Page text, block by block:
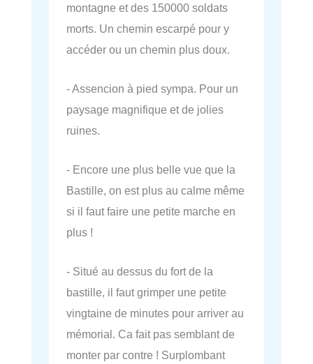
montagne et des 150000 soldats
morts. Un chemin escarpé pour y
accéder ou un chemin plus doux.
- Assencion à pied sympa. Pour un
paysage magnifique et de jolies
ruines.
- Encore une plus belle vue que la
Bastille, on est plus au calme même
si il faut faire une petite marche en
plus !
- Situé au dessus du fort de la
bastille, il faut grimper une petite
vingtaine de minutes pour arriver au
mémorial. Ca fait pas semblant de
monter par contre ! Surplombant